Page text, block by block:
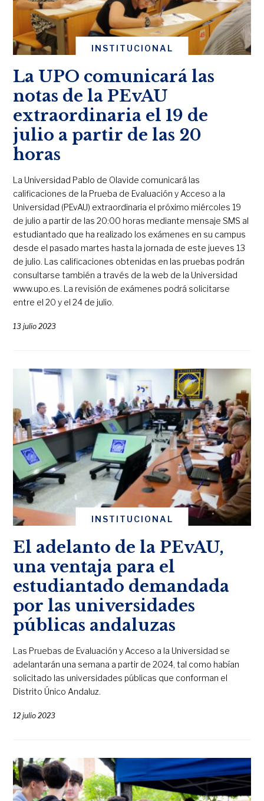
INSTITUCIONAL
La UPO comunicará las
notas de la PEvAU
extraordinaria el 19 de
julio a partir de las 20
horas
La Universidad Pablo de Olavide comunicará las
calificaciones de la Prueba de Evaluación y Acceso a la
Universidad (PEvAU) extraordinaria el próximo miércoles 19
de julio a partir de las 20:00 horas mediante mensaje SMS al
estudiantado que ha realizado los exámenes en su campus
desde el pasado martes hasta la jornada de este jueves 13
de julio. Las calificaciones obtenidas en las pruebas podrán
consultarse también a través de la web de la Universidad
www.upo.es. La revisión de exámenes podrá solicitarse
entre el 20 y el 24 de julio.
13 julio 2023
INSTITUCIONAL
El adelanto de la PEvAU,
una ventaja para el
estudiantado demandada
por las universidades
públicas andaluzas
Las Pruebas de Evaluación y Acceso a la Universidad se
adelantarán una semana a partir de 2024, tal como habían
solicitado las universidades públicas que conforman el
Distrito Único Andaluz.
12 julio 2023